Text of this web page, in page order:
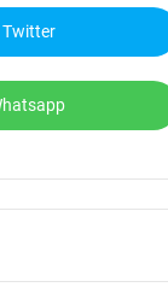
Twitter